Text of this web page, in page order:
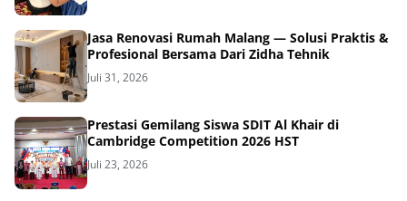
Jasa Renovasi Rumah Malang — Solusi Praktis &
Profesional Bersama Dari Zidha Tehnik
Juli 31, 2026
Prestasi Gemilang Siswa SDIT Al Khair di
Cambridge Competition 2026 HST
Juli 23, 2026